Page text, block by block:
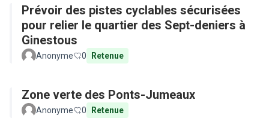
Prévoir des pistes cyclables sécurisées
pour relier le quartier des Sept-deniers à
Ginestous
Anonyme 0 Retenue
Zone verte des Ponts-Jumeaux
Anonyme 0 Retenue